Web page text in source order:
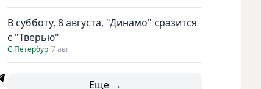
В субботу, 8 августа, "Динамо" сразится
с "Тверью"
С.Петербург7 авг
Еще →